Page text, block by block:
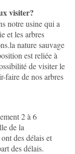
visiter?
notre usine qui a
et les arbres
nature sauvage
est reliée à
de visiter le
faire de nos arbres
2 à 6
de la
des délais et
des délais.